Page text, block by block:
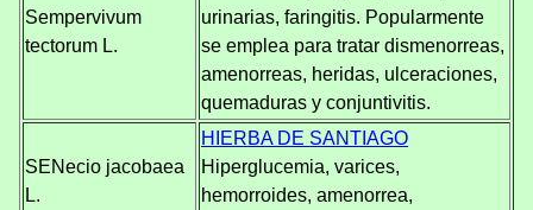
Sempervivum
tectorum L.
urinarias, faringitis. Popularmente
se emplea para tratar dismenorreas,
amenorreas, heridas, ulceraciones,
quemaduras y conjuntivitis.
SENecio jacobaea
L.
HIERBA DE SANTIAGO
Hiperglucemia, varices,
hemorroides, amenorrea,